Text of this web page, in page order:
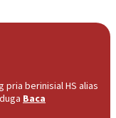
pria berinisial HS alias
Baca